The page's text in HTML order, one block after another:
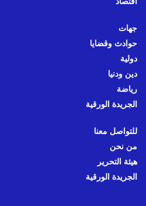
جهات
حوادث وقضايا
دولية
دين ودنيا
رياضة
الجريدة الورقية
للتواصل معنا
من نحن
هيئة التحرير
الجريدة الورقية